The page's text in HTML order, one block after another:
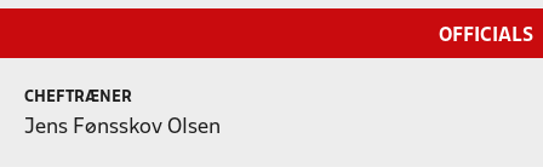
OFFICIALS
CHEFTRÆNER
Jens Fønsskov Olsen